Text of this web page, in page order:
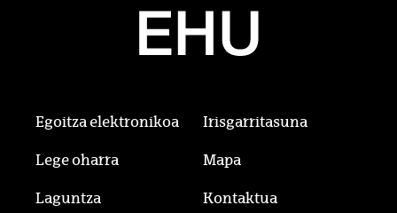
Egoitza elektronikoa Irisgarritasuna
Lege oharra Mapa
Laguntza Kontaktua